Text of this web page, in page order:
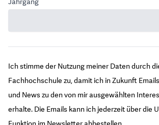
Ich stimme der Nutzung meiner Daten durch
Fachhochschule zu, damit ich in Zukunft
und News zu den von mir ausgewählten
erhalte. Die Emails kann ich jederzeit über die